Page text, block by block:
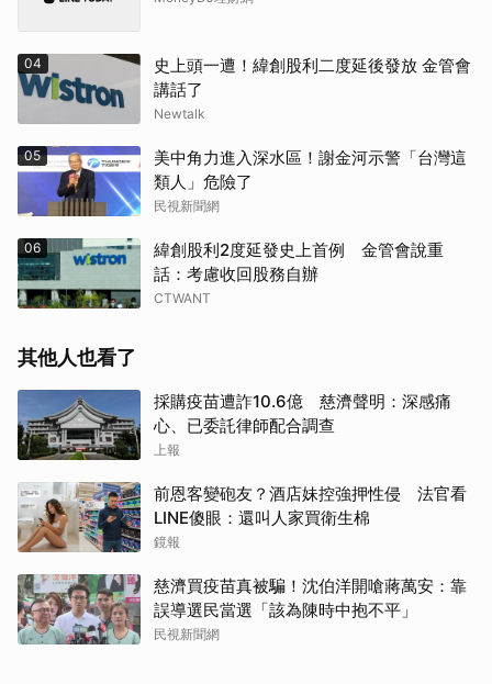
04
史上頭一遭！緯創股利二度延後發放 金管會
講話了
Newtalk
05
美中角力進入深水區！謝金河示警「台灣這
類人」危險了
民視新聞網
06
緯創股利2度延發史上首例 金管會說重
話：考慮收回股務自辦
CTWANT
其他人也看了
採購疫苗遭詐10.6億 慈濟聲明：深感痛
心、已委託律師配合調查
上報
前恩客變砲友？酒店妹控強押性侵 法官看
LINE傻眼：還叫人家買衛生棉
鏡報
慈濟買疫苗真被騙！沈伯洋開嗆蔣萬安：靠
誤導選民當選「該為陳時中抱不平」
民視新聞網